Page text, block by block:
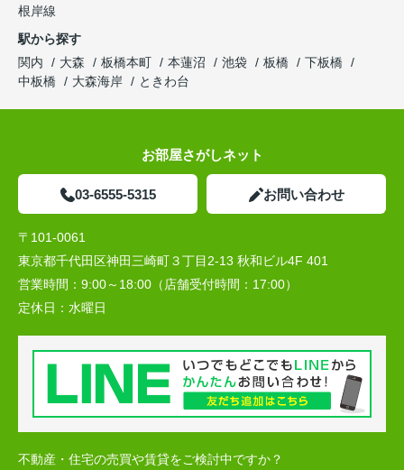
根岸線
駅から探す
関内
大森 板橋本町 本蓮沼 池袋 板橋
下板橋
中板橋
大森海岸 ときわ台
お部屋さがしネット
03-6555-5315 お問い合わせ
〒101-0061
東京都千代田区神田三崎町３丁目2-13 秋和ビル4F 401
営業時間： 9:00～18:00（店舗受付時間：17:00）
定休日： 水曜日
不動産・住宅の売買や賃貸をご検討中ですか？